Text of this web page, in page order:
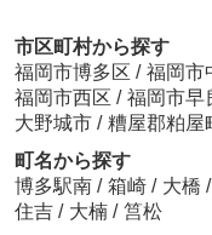
市区町村から探す
福岡市博多区 / 福岡市
福岡市西区 / 福岡市早
大野城市 / 糟屋郡粕屋
町名から探す
博多駅南 / 箱崎 / 大橋 /
住吉 / 大楠 / 筥松